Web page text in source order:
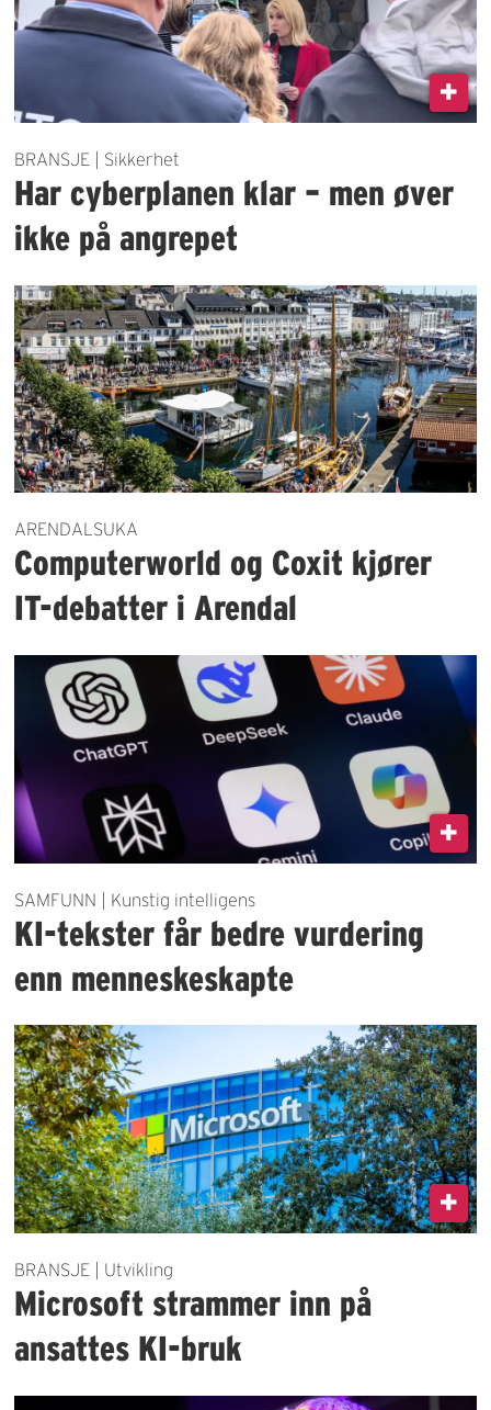
BRANSJE | Sikkerhet
Har cyberplanen klar – men øver
ikke på angrepet
ARENDALSUKA
Computerworld og Coxit kjører
IT-debatter i Arendal
SAMFUNN | Kunstig intelligens
KI-tekster får bedre vurdering
enn menneskeskapte
BRANSJE | Utvikling
Microsoft strammer inn på
ansattes KI-bruk